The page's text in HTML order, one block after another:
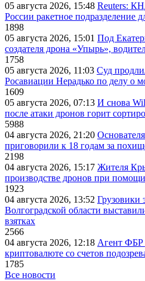
05 августа 2026, 15:48 Reuters:
России ракетное подразделение
1898
05 августа 2026, 15:01 Под
создателя дрона «Упырь»,
1758
05 августа 2026, 11:03 Суд
Росавиации Нерадько по делу о
1609
05 августа 2026, 07:13 И снова
после атаки дронов горит
5988
04 августа 2026, 21:20
приговорили к 18 годам за
2198
04 августа 2026, 15:17 Жителя
производстве дронов при
1923
04 августа 2026, 13:52 Грузовики
Волгоградской области
взятках
2566
04 августа 2026, 12:18 Агент ФБР
криптовалюте со счетов
1785
Все новости